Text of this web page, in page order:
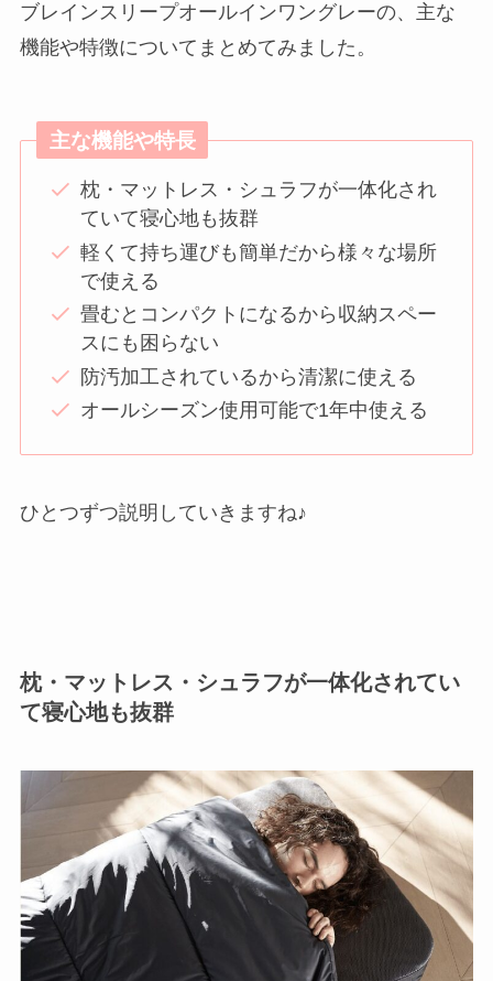
ブレインスリープオールインワングレーの、主な
機能や特徴についてまとめてみました。
主な機能や特長
枕・マットレス・シュラフが一体化され
ていて寝心地も抜群
軽くて持ち運びも簡単だから様々な場所
で使える
畳むとコンパクトになるから収納スペー
スにも困らない
防汚加工されているから清潔に使える
オールシーズン使用可能で1年中使える
ひとつずつ説明していきますね♪
枕・マットレス・シュラフが一体化されてい
て寝心地も抜群